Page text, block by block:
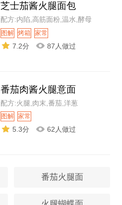
芝士茄酱火腿面包
配方:内陷,高筋面粉,温水,酵母
图解 烤箱 家常
7.2分 87人做过
番茄肉酱火腿意面
配方:火腿,肉末,番茄,洋葱
图解 家常
5.3分 62人做过
番茄火腿面